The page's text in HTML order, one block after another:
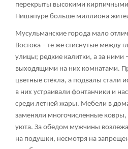
перекрыты высокими
Нишапуре больше миллиона
Мусульманские города мало
Востока – те же стиснутые между
улицы; редкие калитки, а за ними
выходящими на них комнатами.
цветные стёкла, а подвалы стали
в них устраивали фонтанчики и
среди летней жары. Мебели в
заменяли многочисленные ковры,
уюта. За обедом мужчины
на подушки, несмотря на